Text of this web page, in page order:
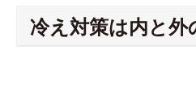
冷え対策は内と外